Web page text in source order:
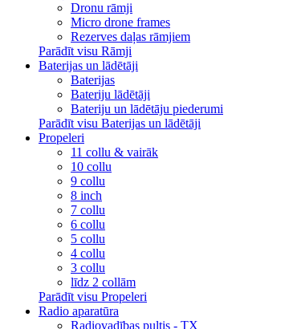
Dronu rāmji
Micro drone frames
Rezerves daļas rāmjiem
Parādīt visu Rāmji
Baterijas un lādētāji
Baterijas
Bateriju lādētāji
Bateriju un lādētāju piederumi
Parādīt visu Baterijas un lādētāji
Propeleri
11 collu & vairāk
10 collu
9 collu
8 inch
7 collu
6 collu
5 collu
4 collu
3 collu
līdz 2 collām
Parādīt visu Propeleri
Radio aparatūra
Radiovadības pultis - TX